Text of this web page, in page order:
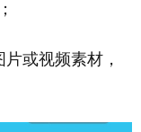
或视频素材，